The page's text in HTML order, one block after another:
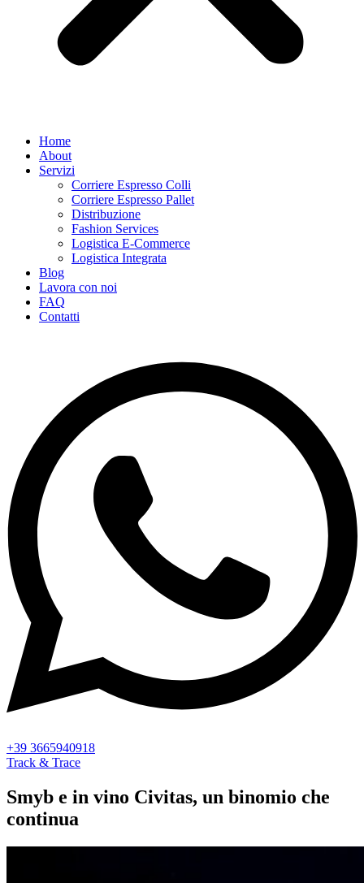
Home
About
Servizi
Corriere Espresso Colli
Corriere Espresso Pallet
Distribuzione
Fashion Services
Logistica E-Commerce
Logistica Integrata
Blog
Lavora con noi
FAQ
Contatti
+39 3665940918
Track & Trace
Smyb e in vino Civitas, un binomio che
continua